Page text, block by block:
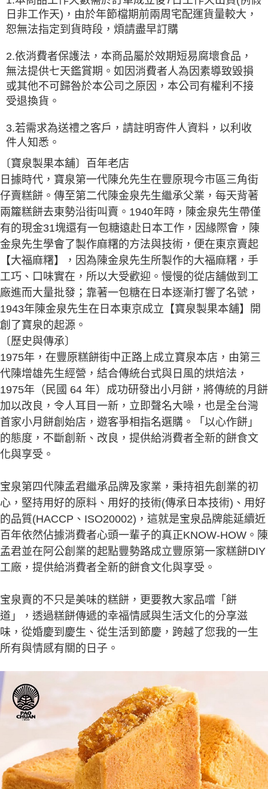
日非工作天)，由於年節檔期前兩周宅配運貨量較大，
恕無法指定到貨時段，煩請盡早訂購
2.依消費者保護法，本商品屬於效期短易腐壞食品，
無法提供七天鑑賞期。如因消費者人為因素導致毀損
或其他不可歸咎於本公司之原因，本公司有權利不接
受退換貨。
3.若需求為送禮之客戶，請註明寄件人資料，以利收
件人知悉。
〔寶泉製果本舖〕百年老店
日據時代，寶泉第一代陳允先生在豐原現今市區三角街
仔賣糕餅。傳至第二代陳金泉先生繼承父業，每天背著
兩籮糕餅去東勢沿街叫賣。1940年時，陳金泉先生帶僅
有的現金31塊還有一包糖遠赴日本工作，因緣際會，陳
金泉先生學會了製作麻糬的方法與技術，便在東京賣起
【大福麻糬】，因為陳金泉先生所製作的大福麻糬，手
工巧、口味實在，所以大受歡迎。慢慢的從店舖做到工
廠進而大量批發；靠著一包糖在日本逐漸打響了名號，
1943年陳金泉先生在日本東京成立【寶泉製果本舖】開
創了寶泉的起源。
〔歷史與傳承〕
1975年，在豐原糕餅街中正路上成立寶泉本店，由第三
代陳增雄先生經營，結合傳統台式與日風的烘焙法，
1975年（民國 64 年）成功研發出小月餅，將傳統的月餅
加以改良，令人耳目一新，立即聲名大噪，也是全台灣
首家小月餅創始店，遊客爭相指名選購。「以心作餅」
的態度，不斷創新、改良，提供給消費者全新的餅食文
化與享受。
宝泉第四代陳孟君繼承品牌及家業，秉持祖先創業的初
心，堅持用好的原料、用好的技術(傳承日本技術)、用好
的品質(HACCP、ISO20002)，這就是宝泉品牌能延續近
百年依然佔據消費者心頭一輩子的真正KNOW-HOW。陳
孟君並在阿公創業的起點豐勢路成立豐原第一家糕餅DIY
工廠，提供給消費者全新的餅食文化與享受。
宝泉賣的不只是美味的糕餅，更要教大家品嚐「餅
道」，透過糕餅傳遞的幸福情感與生活文化的分享滋
味，從婚慶到慶生、從生活到節慶，跨越了您我的一生
所有與情感有關的日子。